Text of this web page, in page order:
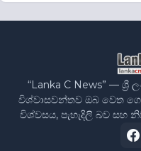
“Lanka C News” —
විශ්වාසවන්තව ඔබ වෙත
විශ්වසය, පැහැදිලි බව සහ